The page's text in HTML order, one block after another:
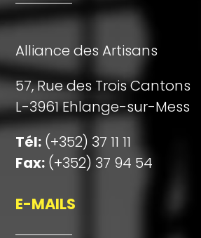
Alliance des Artisans
57, Rue des Trois Cantons
L-3961 Ehlange-sur-Mess
Tél: (+352) 37 11 11
Fax: (+352) 37 94 54
E-MAILS